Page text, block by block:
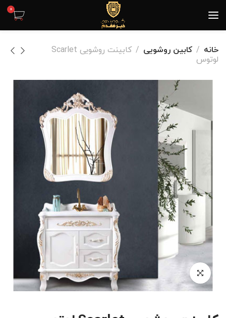
0
خانه کابین روشویی
کابینت روشویی Scarlet
لوتوس